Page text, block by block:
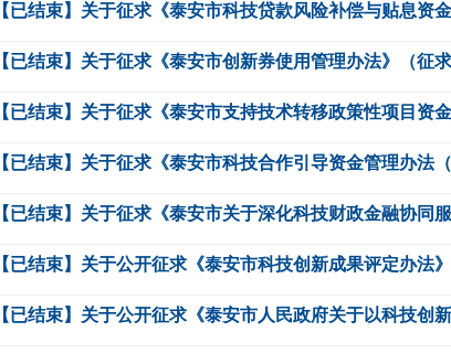
【已结束】关于征求《泰安市科技贷款风险补偿与贴息资
【已结束】关于征求《泰安市创新券使用管理办法》（征
【已结束】关于征求《泰安市支持技术转移政策性项目资
【已结束】关于征求《泰安市科技合作引导资金管理办法
【已结束】关于征求《泰安市关于深化科技财政金融协同
【已结束】关于公开征求《泰安市科技创新成果评定办法
【已结束】关于公开征求《泰安市人民政府关于以科技创